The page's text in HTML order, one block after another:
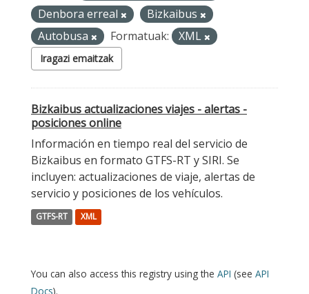
Denbora erreal
Bizkaibus
Autobusa
Formatuak: XML
Iragazi emaitzak
Bizkaibus actualizaciones viajes - alertas -
posiciones online
Información en tiempo real del servicio de
Bizkaibus en formato GTFS-RT y SIRI. Se
incluyen: actualizaciones de viaje, alertas de
servicio y posiciones de los vehículos.
GTFS-RT XML
You can also access this registry using the API (see API
Docs).